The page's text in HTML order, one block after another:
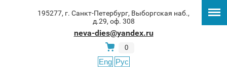
195277, г. Санкт-Петербург, Выборгская наб.,
д.29, оф. 308
neva-dies@yandex.ru
0
Eng Рус